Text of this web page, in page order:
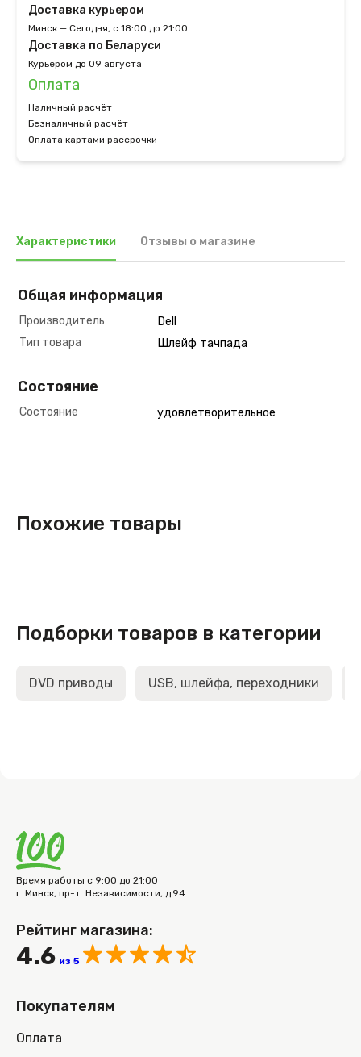
Доставка курьером
Минск — Сегодня, с 18:00 до 21:00
Доставка по Беларуси
Курьером до 09 августа
Оплата
Наличный расчёт
Безналичный расчёт
Оплата картами рассрочки
Характеристики Отзывы о магазине
Общая информация
Производитель
Dell
Тип товара
Шлейф тачпада
Состояние
Состояние удовлетворительное
Похожие товары
Подборки товаров в категории
DVD приводы USB, шлейфа, переходники
Время работы с 9:00 до 21:00
г. Минск, пр-т. Независимости, д.94
Рейтинг магазина:
4.6 из 5
Покупателям
Оплата